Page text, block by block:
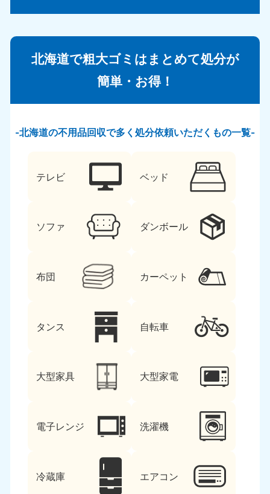
北海道で粗大ゴミはまとめて処分が
簡単・お得！
北海道の不用品回収で多く処分依頼いただくもの一覧
テレビ ベッド
ソファ ダンボール
布団 カーペット
タンス 自転車
大型家具 大型家電
電子レンジ 洗濯機
冷蔵庫 エアコン